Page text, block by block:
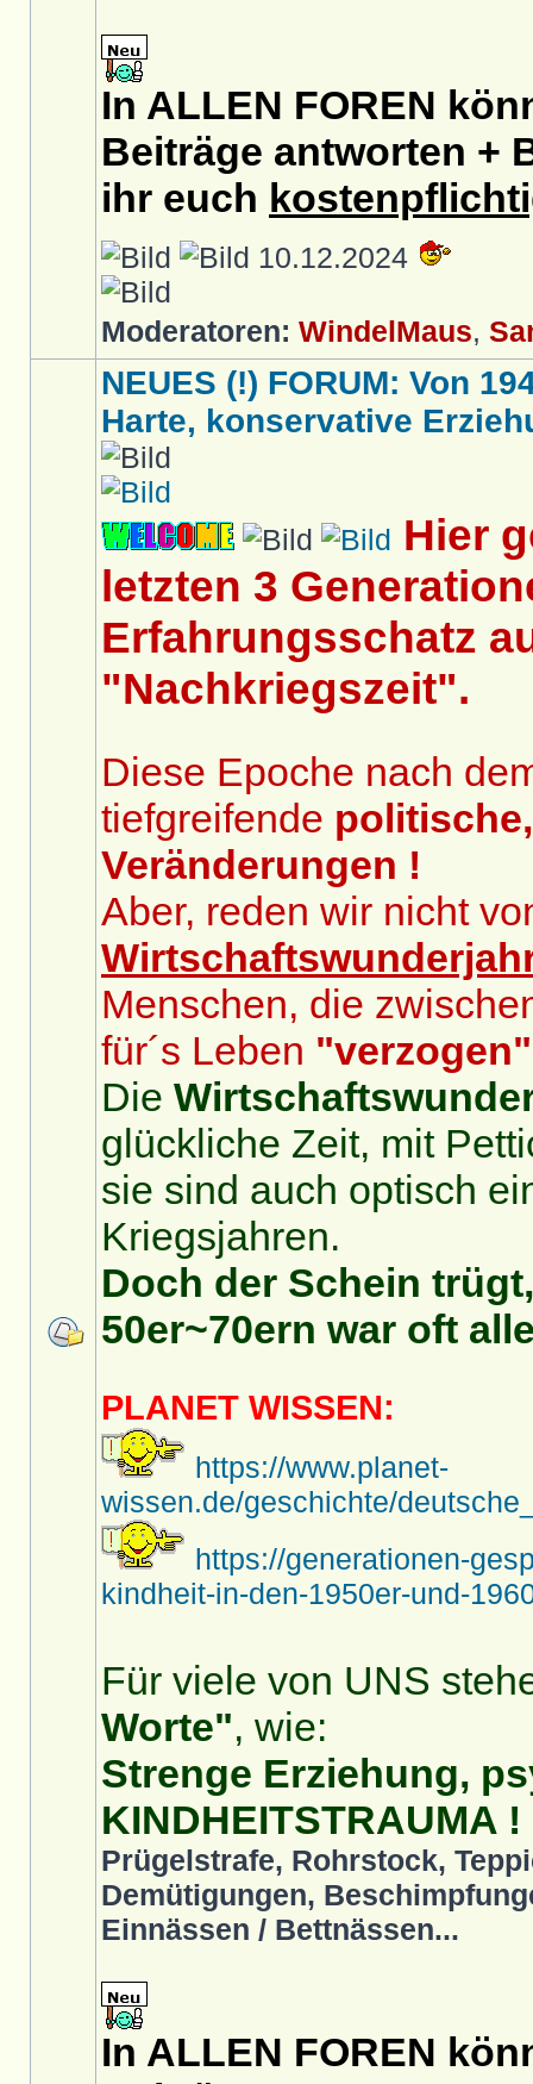
In ALLEN FOREN
Beiträge antworten +
ihr euch
10.12.2024
Moderatoren: WindelMaus,
NEUES (!) FORUM: Von
Harte, konservative
Hier
letzten 3
Erfahrungsschatz
"Nachkriegszeit".
Diese Epoche nach
tiefgreifende
Veränderungen !
Aber, reden wir nicht
Menschen, die
für´s Leben "verzogen"
Die
glückliche Zeit, mit
sie sind auch optisch
Kriegsjahren.
Doch der Schein
50er~70ern war oft
PLANET WISSEN:
https://www.planet-
wissen.de/geschichte/
https://generationen-
kindheit-in-den-1950er-und-
Für viele von UNS
Worte", wie:
Strenge Erziehung,
KINDHEITSTRAUMA !
Prügelstrafe, Rohrstock,
Demütigungen,
Einnässen / Bettnässen...
In ALLEN FOREN